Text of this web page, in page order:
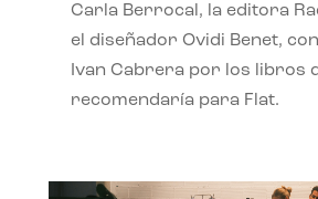
Carla Berrocal, la editora
el diseñador Ovidi Benet,
Ivan Cabrera por los libros
recomendaría para Flat.